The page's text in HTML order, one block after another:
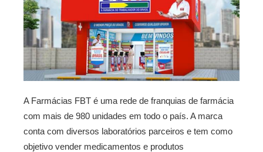
A Farmácias FBT é uma rede de franquias de farmácia
com mais de 980 unidades em todo o país. A marca
conta com diversos laboratórios parceiros e tem como
objetivo vender medicamentos e produtos